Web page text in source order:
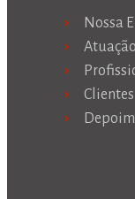
Nossa
Atuação
Clientes